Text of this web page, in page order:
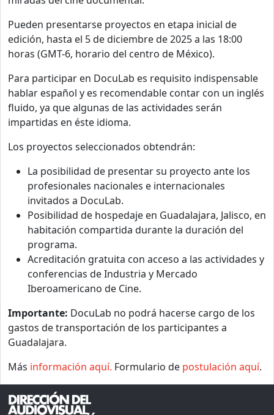
Pueden presentarse proyectos en etapa inicial de
edición, hasta el 5 de diciembre de 2025 a las 18:00
horas (GMT-6, horario del centro de México).
Para participar en DocuLab es requisito indispensable
hablar español y es recomendable contar con un inglés
fluido, ya que algunas de las actividades serán
impartidas en éste idioma.
Los proyectos seleccionados obtendrán:
La posibilidad de presentar su proyecto ante los
profesionales nacionales e internacionales
invitados a DocuLab.
Posibilidad de hospedaje en Guadalajara, Jalisco, en
habitación compartida durante la duración del
programa.
Acreditación gratuita con acceso a las actividades y
conferencias de Industria y Mercado
Iberoamericano de Cine.
Importante: DocuLab no podrá hacerse cargo de los
gastos de transportación de los participantes a
Guadalajara.
Más información aquí. Formulario de postulación aquí.